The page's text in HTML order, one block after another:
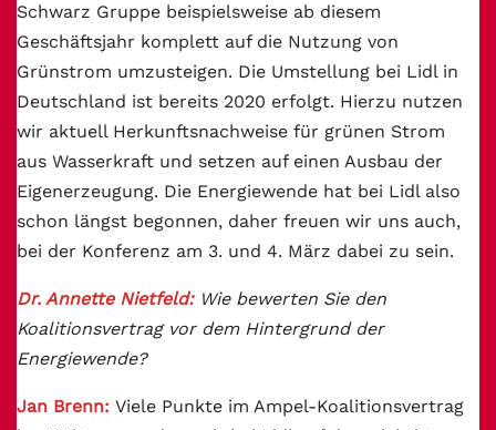
Schwarz Gruppe beispielsweise ab diesem
Geschäftsjahr komplett auf die Nutzung von
Grünstrom umzusteigen. Die Umstellung bei Lidl in
Deutschland ist bereits 2020 erfolgt. Hierzu nutzen
wir aktuell Herkunftsnachweise für grünen Strom
aus Wasserkraft und setzen auf einen Ausbau der
Eigenerzeugung. Die Energiewende hat bei Lidl also
schon längst begonnen, daher freuen wir uns auch,
bei der Konferenz am 3. und 4. März dabei zu sein.
Dr. Annette Nietfeld: Wie bewerten Sie den
Koalitionsvertrag vor dem Hintergrund der
Energiewende?
Jan Brenn: Viele Punkte im Ampel-Koalitionsvertrag